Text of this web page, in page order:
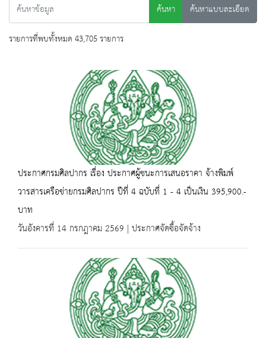
ค้นหา
ค้นหาแบบละเอียด
รายการที่พบทั้งหมด 43,705 รายการ
ประกาศกรมศิลปากร เรื่อง ประกาศผู้ชนะการเสนอราคา จ้างพิมพ์
วารสารเครือข่ายกรมศิลปากร ปีที่ 4 ฉบับที่ 1 - 4 เป็นเงิน 395,900.-
บาท
วันอังคารที่ 14 กรกฎาคม 2569 | ประกาศจัดซื้อจัดจ้าง